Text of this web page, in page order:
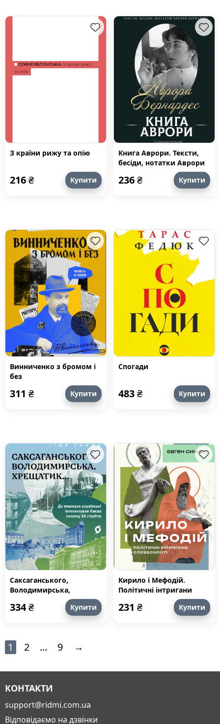
З країни рижу та опію
216₴ Купити
Книга Аврори. Тексти,
бесіди, нотатки Аврори
236₴ Купити
Винниченко з бромом і
без
311 ₴ Купити
Спогади
483₴ Купити
Саксаганського,
Володимирська,
Хрещатик. Де мешкали
українські інтелектуали
Києва початку ХХ
334₴ Купити
Кирило і Мефодій.
Політичні інтригани
231 ₴ Купити
1 2 ... 9 →
КОНТАКТИ
support@ridmi.com.ua
Відповідаємо на дзвінки